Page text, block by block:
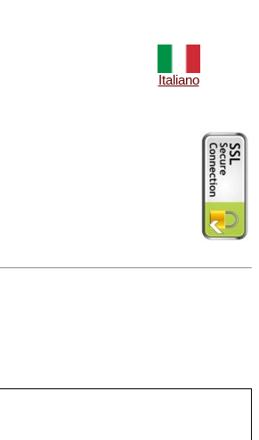
Italiano